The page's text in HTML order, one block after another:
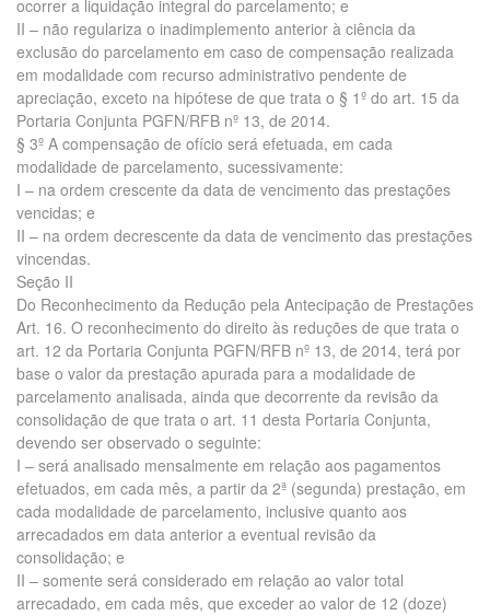
ocorrer a liquidação integral do parcelamento; e
II – não regulariza o inadimplemento anterior à ciência da
exclusão do parcelamento em caso de compensação realizada
em modalidade com recurso administrativo pendente de
apreciação, exceto na hipótese de que trata o § 1º do art. 15 da
Portaria Conjunta PGFN/RFB nº 13, de 2014.
§ 3º A compensação de ofício será efetuada, em cada
modalidade de parcelamento, sucessivamente:
I – na ordem crescente da data de vencimento das prestações
vencidas; e
II – na ordem decrescente da data de vencimento das prestações
vincendas.
Seção II
Do Reconhecimento da Redução pela Antecipação de Prestações
Art. 16. O reconhecimento do direito às reduções de que trata o
art. 12 da Portaria Conjunta PGFN/RFB nº 13, de 2014, terá por
base o valor da prestação apurada para a modalidade de
parcelamento analisada, ainda que decorrente da revisão da
consolidação de que trata o art. 11 desta Portaria Conjunta,
devendo ser observado o seguinte:
I – será analisado mensalmente em relação aos pagamentos
efetuados, em cada mês, a partir da 2ª (segunda) prestação, em
cada modalidade de parcelamento, inclusive quanto aos
arrecadados em data anterior a eventual revisão da
consolidação; e
II – somente será considerado em relação ao valor total
arrecadado, em cada mês, que exceder ao valor de 12 (doze)